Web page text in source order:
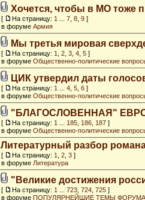
Хочется, чтобы в МО тоже
[ На страницу: 1 7 8 9 ]
в форуме Армия
Мы третья мировая
[ На страницу: 1 2 3 4 5 ]
в форуме Общественно-политические
ЦИК утвердил даты
[ На страницу: 1 4 5 6 ]
в форуме Общественно-политические
"БЛАГОСЛОВЕННАЯ"
[ На страницу: 1 185 186 187 ]
в форуме Общественно-политические
Литературный разбор
[ На страницу: 1 2 3 ]
в форуме Литература
"Великие достижения
[ На страницу: 1 723 724 725 ]
в форуме ПОПУЛЯРНЕЙШИЕ ТЕМЫ ФОРУМА